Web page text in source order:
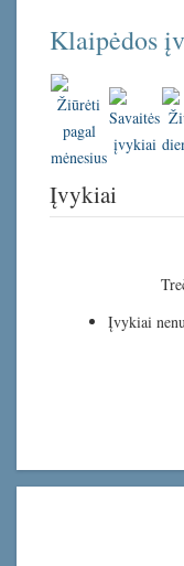
Klaipėdos
Įvykiai
Įvykiai